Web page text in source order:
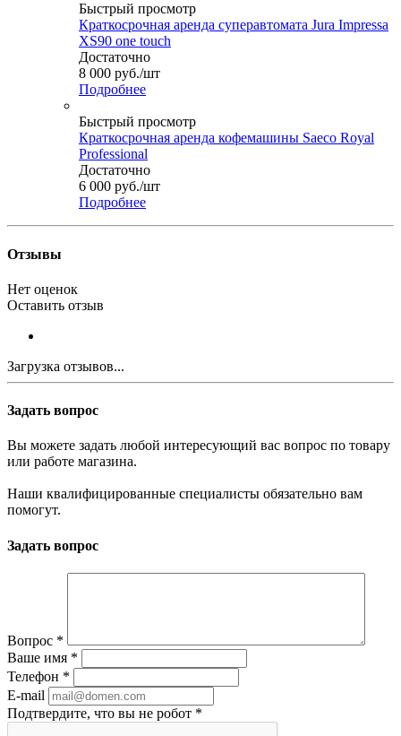
Быстрый просмотр
Краткосрочная аренда суперавтомата Jura Impressa
XS90 one touch
Достаточно
8 000 руб./шт
Подробнее
Быстрый просмотр
Краткосрочная аренда кофемашины Saeco Royal
Professional
Достаточно
6 000 руб./шт
Подробнее
Отзывы
Нет оценок
Оставить отзыв
Загрузка отзывов...
Задать вопрос
Вы можете задать любой интересующий вас вопрос по товару
или работе магазина.
Наши квалифицированные специалисты обязательно вам
помогут.
Задать вопрос
Вопрос *
Ваше имя *
Телефон *
E-mail
Подтвердите, что вы не робот *